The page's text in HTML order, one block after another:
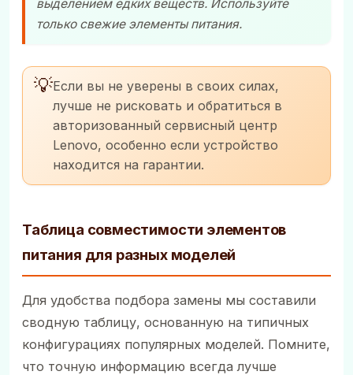
выделением едких веществ. Используйте
только свежие элементы питания.
💡Если вы не уверены в своих силах,
лучше не рисковать и обратиться в
авторизованный сервисный центр
Lenovo, особенно если устройство
находится на гарантии.
Таблица совместимости элементов
питания для разных моделей
Для удобства подбора замены мы составили
сводную таблицу, основанную на типичных
конфигурациях популярных моделей. Помните,
что точную информацию всегда лучше